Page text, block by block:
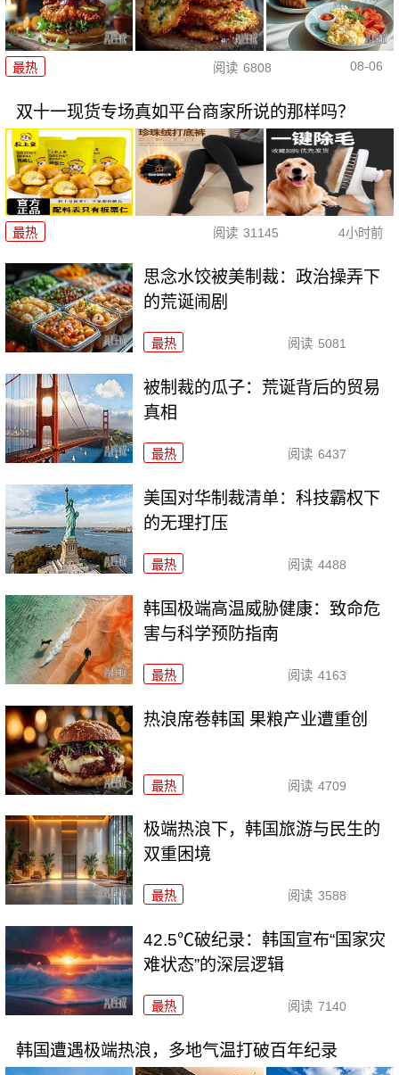
最热 阅读 6808 08-06
双十一现货专场真如平台商家所说的那样吗？
最热 阅读 31145 4小时前
思念水饺被美制裁：政治操弄下
的荒诞闹剧
最热 阅读 5081
被制裁的瓜子：荒诞背后的贸易
真相
最热 阅读 6437
美国对华制裁清单：科技霸权下
的无理打压
最热 阅读 4488
韩国极端高温威胁健康：致命危
害与科学预防指南
最热 阅读 4163
热浪席卷韩国 果粮产业遭重创
最热 阅读 4709
极端热浪下，韩国旅游与民生的
双重困境
最热 阅读 3588
42.5℃破纪录：韩国宣布“国家灾
难状态”的深层逻辑
最热 阅读 7140
韩国遭遇极端热浪，多地气温打破百年纪录